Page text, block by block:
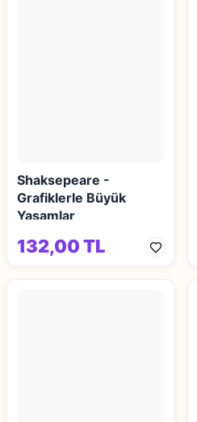
Shaksepeare -
Grafiklerle Büyük
Yaşamlar
132,00 TL